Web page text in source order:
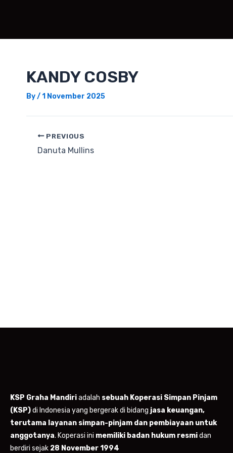
KANDY COSBY
By/1 November 2025
PREVIOUS
Danuta Mullins
KSP Graha Mandiriadalah sebuah Koperasi Simpan Pinjam
(KSP)di Indonesia yang bergerak di bidang jasa keuangan,
terutama layanan simpan-pinjam dan pembiayaan untuk
anggotanya. Koperasi ini memiliki badan hukum resmidan
berdiri sejak 28 November 1994